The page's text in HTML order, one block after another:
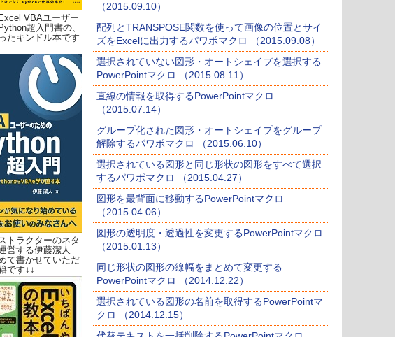
VBAユーザー
超入門書の、
たキンドル本です
トラクターのネタ
営する伊藤潔人
て書かせていただ
です↓↓
（2015.09.10）
配列とTRANSPOSE関数を使って画像の位置とサイ
ズをExcelに出力するパワポマクロ （2015.09.08）
選択されていない図形・オートシェイプを選択する
PowerPointマクロ （2015.08.11）
直線の情報を取得するPowerPointマクロ
（2015.07.14）
グループ化された図形・オートシェイプをグループ
解除するパワポマクロ （2015.06.10）
選択されている図形と同じ形状の図形をすべて選択
するパワポマクロ （2015.04.27）
図形を最背面に移動するPowerPointマクロ
（2015.04.06）
図形の透明度・透過性を変更するPowerPointマクロ
（2015.01.13）
同じ形状の図形の線幅をまとめて変更する
PowerPointマクロ （2014.12.22）
選択されている図形の名前を取得するPowerPointマ
クロ （2014.12.15）